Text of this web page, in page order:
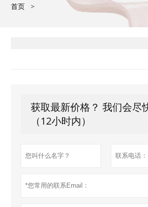
首页 >
获取最新价格？ 我们会尽
（12小时内）